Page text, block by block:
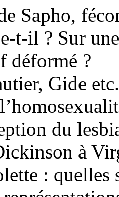
Sapho,
t-il ? Sur
déformé ?
Gide
du
à
: quelles